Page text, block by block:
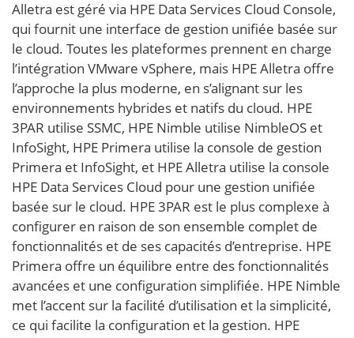
Alletra est géré via HPE Data Services Cloud Console,
qui fournit une interface de gestion unifiée basée sur
le cloud. Toutes les plateformes prennent en charge
l’intégration VMware vSphere, mais HPE Alletra offre
l’approche la plus moderne, en s’alignant sur les
environnements hybrides et natifs du cloud. HPE
3PAR utilise SSMC, HPE Nimble utilise NimbleOS et
InfoSight, HPE Primera utilise la console de gestion
Primera et InfoSight, et HPE Alletra utilise la console
HPE Data Services Cloud pour une gestion unifiée
basée sur le cloud. HPE 3PAR est le plus complexe à
configurer en raison de son ensemble complet de
fonctionnalités et de ses capacités d’entreprise. HPE
Primera offre un équilibre entre des fonctionnalités
avancées et une configuration simplifiée. HPE Nimble
met l’accent sur la facilité d’utilisation et la simplicité,
ce qui facilite la configuration et la gestion. HPE